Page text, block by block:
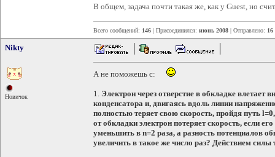
В общем, задача почти такая же, как у Guest, но
Всего сообщений: 146 | Присоединился: июнь 2008 | Отправлено:
Nikty
Новичок
А не поможешь с:
1. Электрон через отверстие в обкладке влетает
конденсатора и, двигаясь вдоль линии
полностью теряет свою скорость, пройдя путь
от обкладки электрон потеряет скорость, если
уменьшить в n=2 раза, а разность потенциалов
увеличить в такое же число раз? Действием силы